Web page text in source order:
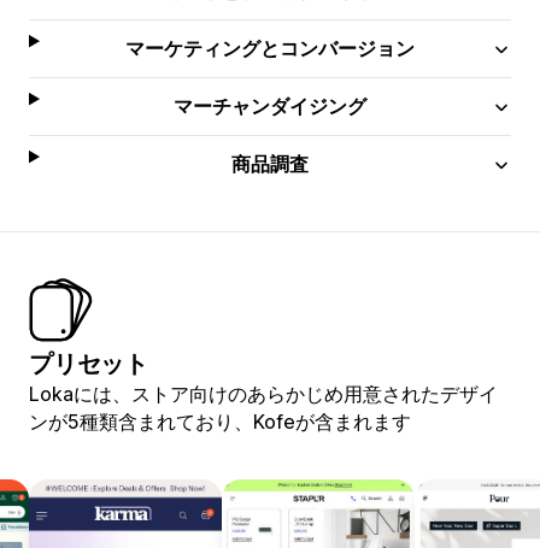
マーケティングとコンバージョン
マーチャンダイジング
商品調査
プリセット
Lokaには、ストア向けのあらかじめ用意されたデザイ
ンが5種類含まれており、Kofeが含まれます